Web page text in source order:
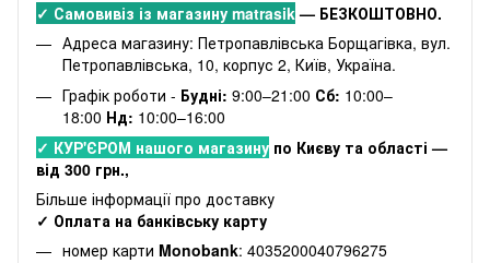
✓ Самовивіз із магазину matrasik— БЕЗКОШТОВНО.
Адреса магазину: Петропавлівська Борщагівка, вул.
Петропавлівська, 10, корпус 2, Київ, Україна.
Графік роботи - Будні: 9:00–21:00 Сб: 10:00–
18:00 Нд: 10:00–16:00
✓ КУР'ЄРОМ нашого магазину по Києву та області —
від 300 грн.,
Більше інформації про доставку
✓ Оплата на банківську карту
номер карти Monobank: 4035200040796275